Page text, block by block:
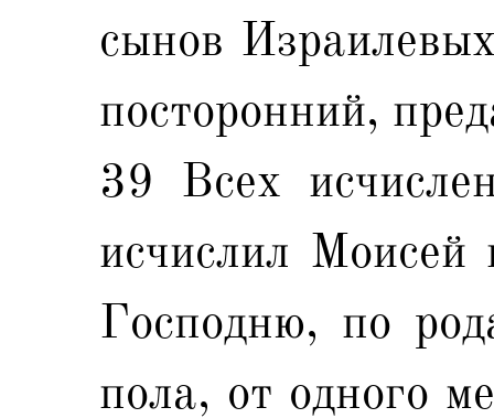
сынов
посторонний,
39 Всех
исчислил
Господню, по
пола, от одного